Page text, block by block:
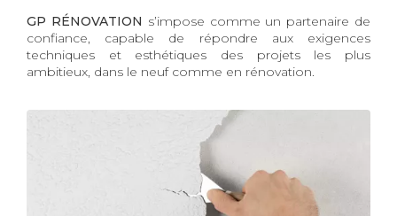
GP RÉNOVATION s’impose comme un partenaire de
confiance, capable de répondre aux exigences
techniques et esthétiques des projets les plus
ambitieux, dans le neuf comme en rénovation.